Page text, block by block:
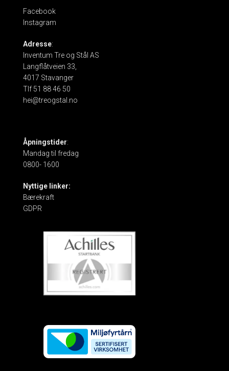
Facebook
Instagram
Adresse:
Inventum Tre og Stål AS
Langflåtveien 33,
4017 Stavanger
Tlf 51 88 46 50
hei@treogstal.no
Åpningstider:
Mandag til fredag
0800- 1600
Nyttige linker:
Bærekraft
GDPR